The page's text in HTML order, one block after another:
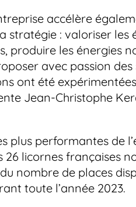
accélère
: valoriser
produire les énergies
avec passion
ont été
Jean-Christophe
plus performantes de
licornes françaises
nombre de places
toute l’année 2023.